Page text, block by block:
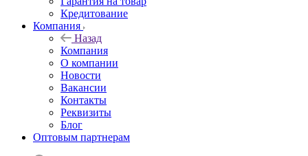
Кредитование
Компания
Назад
Компания
О компании
Новости
Вакансии
Контакты
Реквизиты
Блог
Оптовым партнерам